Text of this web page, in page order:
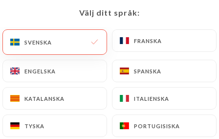
Välj ditt språk:
SVENSKA FRANSKA
ENGELSKA SPANSKA
KATALANSKA ITALIENSKA
TYSKA PORTUGISISKA
HEM/KONTAKT
Välj ditt språk:
SVENSKA FRANSKA
ENGELSKA SPANSKA
KATALANSKA ITALIENSKA
TYSKA PORTUGISISKA